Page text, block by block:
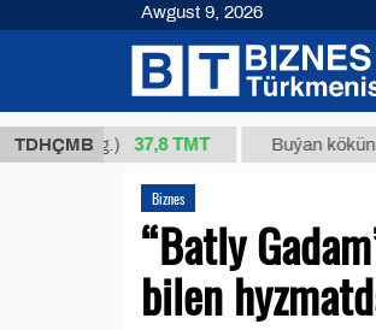
TDHÇMB
(kg.) 37,8 ТМТ Buýan köküniň
Biznes
“Batly
bilen
Awgust 9, 2026